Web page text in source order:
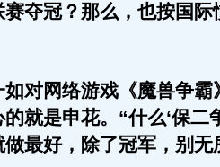
夺冠？那么，也按国际
网络游戏《魔兽争霸
就是申花。“什么‘保二
最好，除了冠军，别无